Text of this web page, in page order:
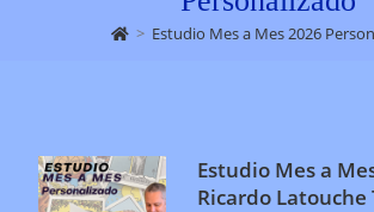
> Estudio Mes a Mes 2026
Estudio Mes a
Ricardo Latouche